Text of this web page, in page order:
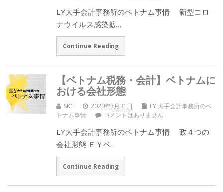
EY大手会計事務所のベトナム事情 新型コロ
ナウイルス感染拡…
Continue Reading
【ベトナム税務・会計】ベトナムに
おける会社形態
SK1 2020年3月31日
EY 大手会計事務所のベ
トナム事情
コメントはありません
EY大手会計事務所のベトナム事情 政４つの
会社形態 ＥＹベ…
Continue Reading